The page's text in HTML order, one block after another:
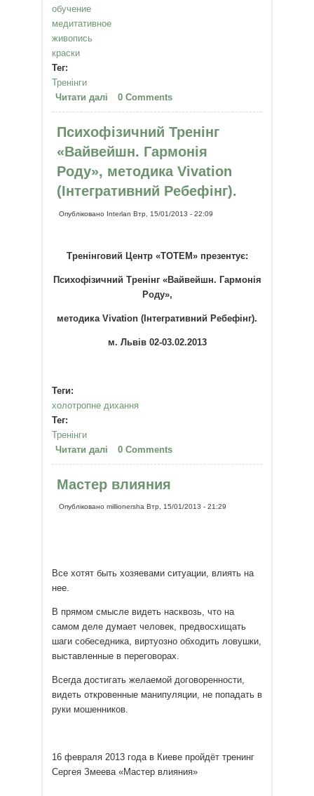
обучение
медитативное
живопись
краски
Тег:
Тренінги
Читати далі про "Через хаос к шедевру".
Рисование-медитация.
0 Comments
Психофізичний Тренінг
«Вайвейшн. Гармонія
Роду», методика Vivation
(Інтегративний Ребефінг).
Опубліковано Interlan Втр, 15/01/2013 - 22:09
Тренінговий Центр «ТОТЕМ» презентує:
Психофізичний Тренінг «Вайвейшн. Гармонія
Роду»,
методика Vivation (Інтегративний Ребефінг).
м. Львів 02-03.02.2013
Теги:
холотропне дихання
Тег:
Тренінги
Читати далі про Психофізичний Тренінг
«Вайвейшн. Гармонія Роду»,
0 Comments
Мастер влияния
Опублікованоmillionersha Втр, 15/01/2013 - 21:29
Все хотят быть хозяевами ситуации, влиять на
нее.
В прямом смысле видеть насквозь, что на
самом деле думает человек, предвосхищать
шаги собеседника, виртуозно обходить ловушки,
выставленные в переговорах.
Всегда достигать желаемой договоренности,
видеть откровенные манипуляции, не попадать в
руки мошенников.
16 февраля 2013 года в Киеве пройдёт тренинг
Сергея Змеева «Мастер влияния»